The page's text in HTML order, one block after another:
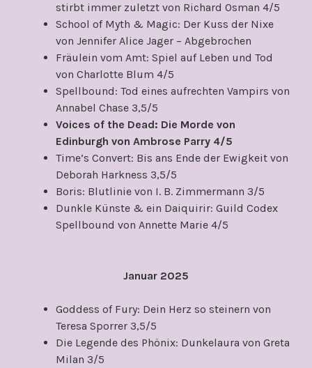
stirbt immer zuletzt von Richard Osman 4/5
School of Myth & Magic: Der Kuss der Nixe
von Jennifer Alice Jager – Abgebrochen
Fräulein vom Amt: Spiel auf Leben und Tod
von Charlotte Blum 4/5
Spellbound: Tod eines aufrechten Vampirs von
Annabel Chase 3,5/5
Voices of the Dead: Die Morde von
Edinburgh von Ambrose Parry 4/5
Time’s Convert: Bis ans Ende der Ewigkeit von
Deborah Harkness 3,5/5
Boris: Blutlinie von I. B. Zimmermann 3/5
Dunkle Künste & ein Daiquirir: Guild Codex
Spellbound von Annette Marie 4/5
Januar 2025
Goddess of Fury: Dein Herz so steinern von
Teresa Sporrer 3,5/5
Die Legende des Phönix: Dunkelaura von Greta
Milan 3/5